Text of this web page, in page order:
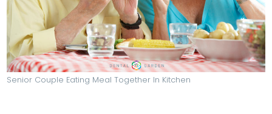
Senior Couple Eating Meal Together In Kitchen